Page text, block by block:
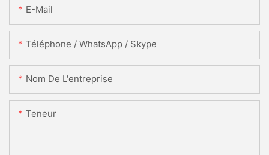
E-Mail
Téléphone / WhatsApp / Skype
Nom De L'entreprise
Teneur